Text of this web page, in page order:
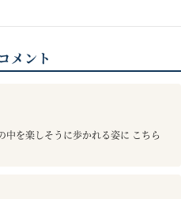
メント
を楽しそうに歩かれる姿に こちら